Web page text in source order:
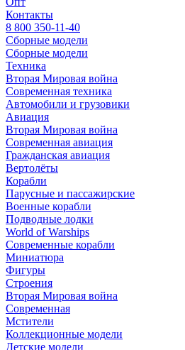
Контакты
8 800 350-11-40
Сборные модели
Сборные модели
Техника
Вторая Мировая война
Современная техника
Автомобили и грузовики
Авиация
Вторая Мировая война
Современная авиация
Гражданская авиация
Вертолёты
Корабли
Парусные и пассажирские
Военные корабли
Подводные лодки
World of Warships
Современные корабли
Миниатюра
Фигуры
Строения
Вторая Мировая война
Современная
Мстители
Коллекционные модели
Детские модели